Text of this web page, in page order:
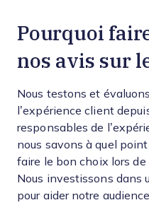
Pourquoi
nos avis sur
Nous testons et
l’expérience client
responsables de
nous savons à quel
faire le bon choix lors de
Nous investissons dans
pour aider notre